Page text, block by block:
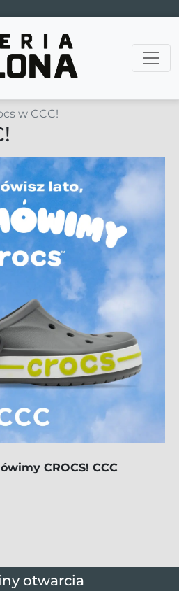
w CCC!
CROCS! CCC
otwarcia